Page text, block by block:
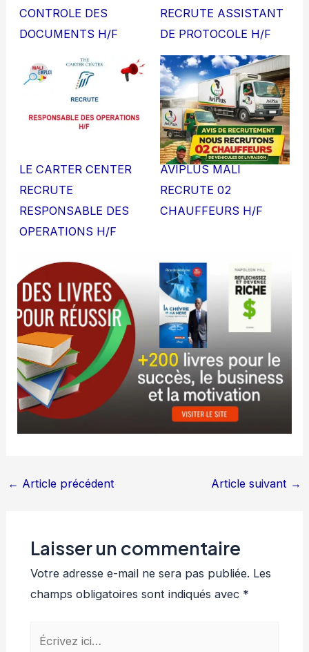
CONTROLE DES
DOCUMENTS H/F
RECRUTE ASSISTANT
DE PROTOCOLE H/F
LE CARTER CENTER
RECRUTE
RESPONSABLE DES
OPERATIONS H/F
AVIPLUS MALI
RECRUTE 02
CHAUFFEURS H/F
← Article précédent Article suivant →
Laisser un commentaire
Votre adresse e-mail ne sera pas publiée. Les
champs obligatoires sont indiqués avec *
Écrivez